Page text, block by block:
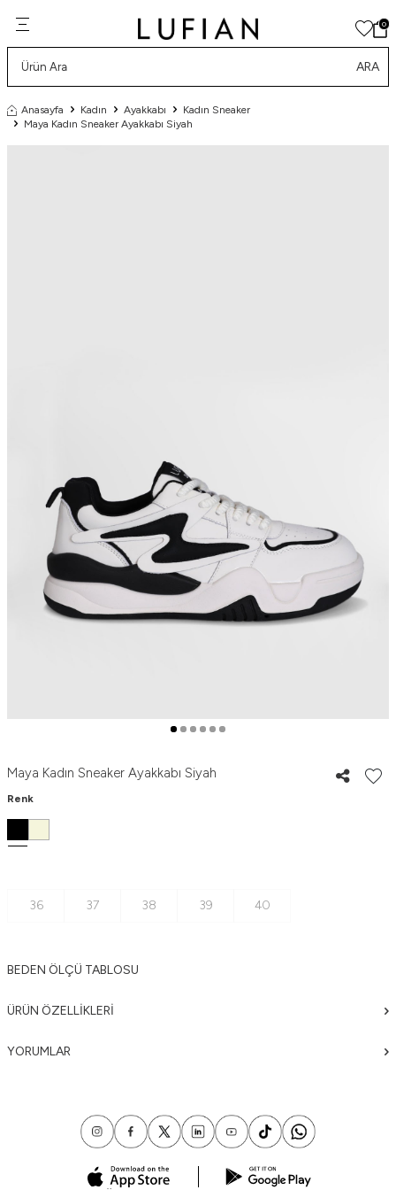
0
ARA
Anasayfa Kadın Ayakkabı
Kadın Sneaker
Maya Kadın Sneaker Ayakkabı Siyah
Maya Kadın Sneaker Ayakkabı Siyah
Renk
36 37 38 39 40
BEDEN ÖLÇÜ TABLOSU
ÜRÜN ÖZELLIKLERI
YORUMLAR